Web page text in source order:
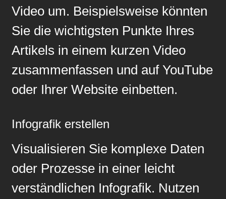
Video um. Beispielsweise könnten
Sie die wichtigsten Punkte Ihres
Artikels in einem kurzen Video
zusammenfassen und auf YouTube
oder Ihrer Website einbetten.
Infografik erstellen
Visualisieren Sie komplexe Daten
oder Prozesse in einer leicht
verständlichen Infografik. Nutzen